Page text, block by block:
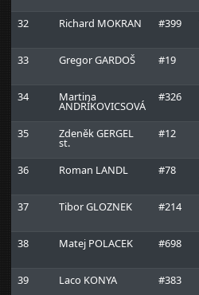
32
Richard MOKRAN #399
33
Gregor GARDOŠ #19
34 Martina
ANDRÍKOVICSOVÁ
#326
35 Zdeněk GERGEL
st.
#12
36
Roman LANDL #78
37 Tibor GLOZNEK #214
38 Matej POLACEK #698
39 Laco KONYA #383